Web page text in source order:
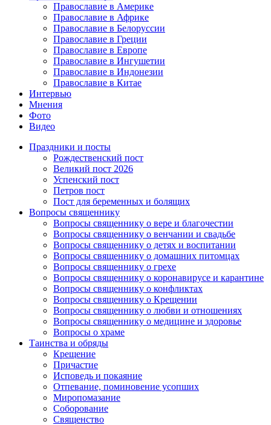
Православие в Америке
Православие в Африке
Православие в Белоруссии
Православие в Греции
Православие в Европе
Православие в Ингушетии
Православие в Индонезии
Православие в Китае
Интервью
Мнения
Фото
Видео
Праздники и посты
Рождественский пост
Великий пост 2026
Успенский пост
Петров пост
Пост для беременных и болящих
Вопросы священнику
Вопросы священнику о вере и благочестии
Вопросы священнику о венчании и свадьбе
Вопросы священнику о детях и воспитании
Вопросы священнику о домашних питомцах
Вопросы священнику о грехе
Вопросы священнику о коронавирусе и карантине
Вопросы священнику о конфликтах
Вопросы священнику о Крещении
Вопросы священнику о любви и отношениях
Вопросы священнику о медицине и здоровье
Вопросы о храме
Таинства и обряды
Крещение
Причастие
Исповедь и покаяние
Отпевание, поминовение усопших
Миропомазание
Соборование
Священство